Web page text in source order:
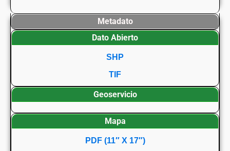
Metadato
Dato Abierto
SHP
TIF
Geoservicio
Mapa
PDF (11″ X 17″)